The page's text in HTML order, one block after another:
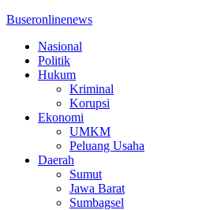
Buseronlinenews
Nasional
Politik
Hukum
Kriminal
Korupsi
Ekonomi
UMKM
Peluang Usaha
Daerah
Sumut
Jawa Barat
Sumbagsel